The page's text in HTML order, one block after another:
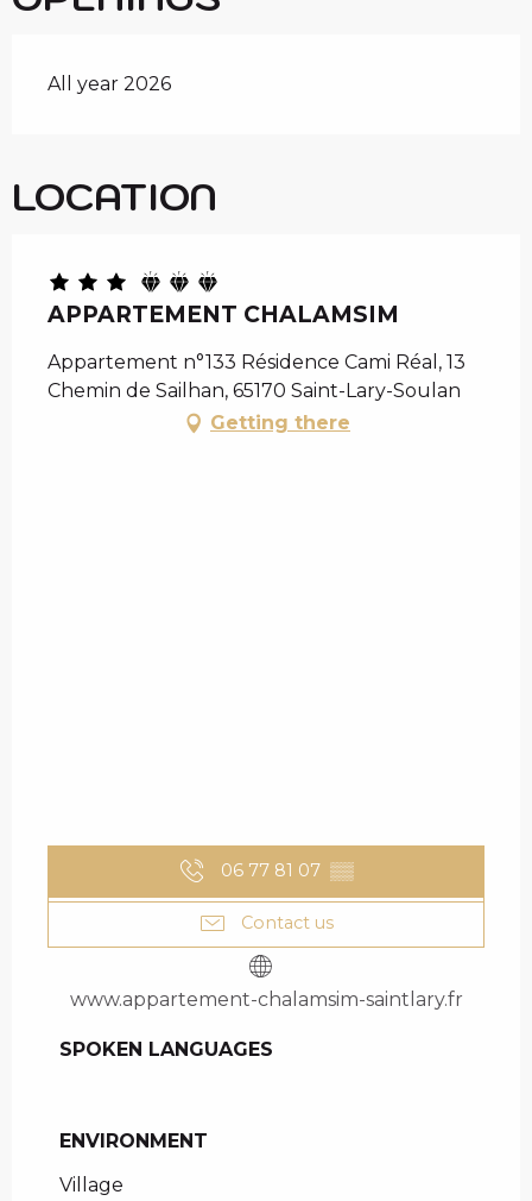
All year 2026
LOCATION
APPARTEMENT CHALAMSIM
Appartement n°133 Résidence Cami Réal, 13
Chemin de Sailhan, 65170 Saint-Lary-Soulan
Getting there
06 77 81 07 ▒▒
Contact us
www.appartement-chalamsim-saintlary.fr
SPOKEN LANGUAGES
SPOKEN LANGUAGES
ENVIRONMENT
ENVIRONMENT
Village